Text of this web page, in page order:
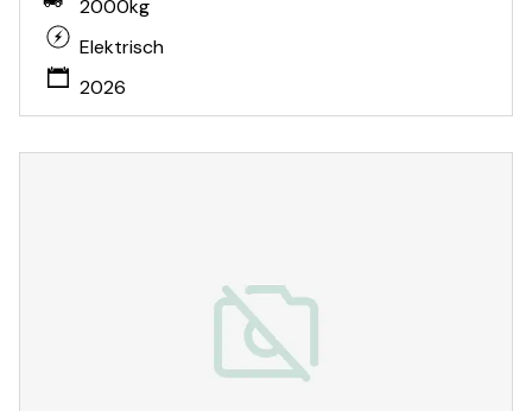
2000kg
Elektrisch
2026